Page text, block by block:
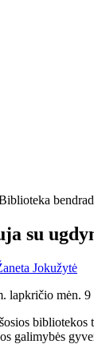
su
Jokužytė
lapkričio mėn.
bibliotekos
galimybės